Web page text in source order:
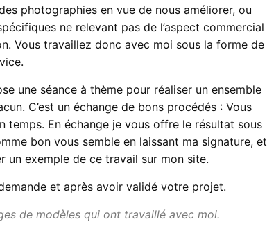
photographies en vue de nous améliorer, ou
ne relevant pas de l’aspect commercial
Vous travaillez donc avec moi sous la forme de
une séance à thème pour réaliser un ensemble
C’est un échange de bons procédés : Vous
En échange je vous offre le résultat sous
bon vous semble en laissant ma signature, et
un exemple de ce travail sur mon site.
et après avoir validé votre projet.
de modèles qui ont travaillé avec moi.